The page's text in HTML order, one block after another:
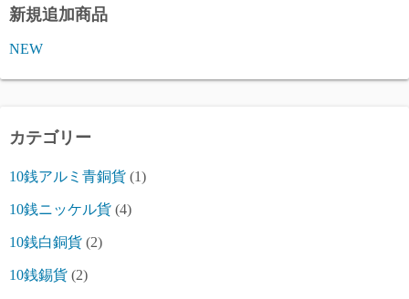
新規追加商品
NEW
カテゴリー
10銭アルミ青銅貨 (1)
10銭ニッケル貨 (4)
10銭白銅貨 (2)
10銭錫貨 (2)